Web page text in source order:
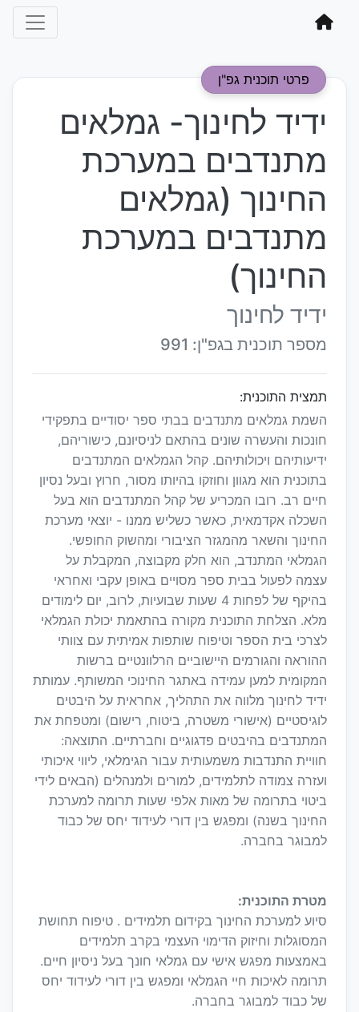
פרטי תוכנית גפ"ן
ידיד לחינוך- גמלאים
מתנדבים במערכת
החינוך (גמלאים
מתנדבים במערכת
החינוך)
ידיד לחינוך
מספר תוכנית בגפ"ן: 991
תמצית התוכנית:
השמת גמלאים מתנדבים בבתי ספר יסודיים בתפקידי
חונכות והעשרה שונים בהתאם לניסיונם, כישוריהם,
ידיעותיהם ויכולותיהם. קהל הגמלאים המתנדבים
בתוכנית הוא מגוון וחוזקו בהיותו מסור, חרוץ ובעל נסיון
חיים רב. רובו המכריע של קהל המתנדבים הוא בעל
השכלה אקדמאית, כאשר כשליש ממנו - יוצאי מערכת
החינוך והשאר מהמגזר הציבורי ומהשוק החופשי.
הגמלאי המתנדב, הוא חלק מקבוצה, המקבלת על
עצמה לפעול בבית ספר מסויים באופן עקבי ואחראי
בהיקף של לפחות 4 שעות שבועיות, לרוב, יום לימודים
מלא. הצלחת התוכנית מקורה בהתאמת יכולת הגמלאי
לצרכי בית הספר וטיפוח שותפות אמיתית עם צוותי
ההוראה והגורמים היישוביים הרלוונטיים ברשות
המקומית למען עמידה באתגר החינוכי המשותף. עמותת
ידיד לחינוך מלווה את התהליך, אחראית על היבטים
לוגיסטיים (אישורי משטרה, ביטוח, רישום) ומטפחת את
המתנדבים בהיבטים פדגוגיים וחברתיים. התוצאה:
חוויית התנדבות משמעותית עבור הגימלאי, ליווי איכותי
ועזרה צמודה לתלמידים, למורים ולמנהלים (הבאים לידי
ביטוי בתרומה של מאות אלפי שעות תרומה למערכת
החינוך בשנה) ומפגש בין דורי לעידוד יחס של כבוד
למבוגר בחברה.
מטרת התוכנית:
סיוע למערכת החינוך בקידום תלמידים . טיפוח תחושת
המסוגלות וחיזוק הדימוי העצמי בקרב תלמידים
באמצעות מפגש אישי עם גמלאי חונך בעל ניסיון חיים.
תרומה לאיכות חיי הגמלאי ומפגש בין דורי לעידוד יחס
של כבוד למבוגר בחברה.